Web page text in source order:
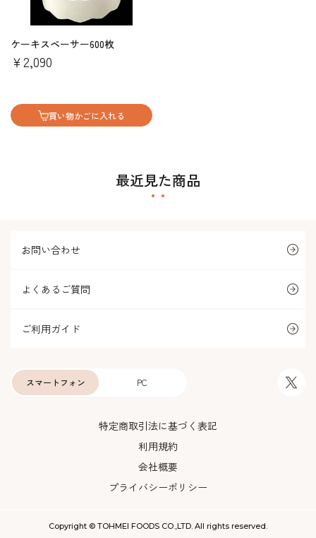
ケーキスペーサー600枚
￥2,090
買い物かごに入れる
最近見た商品
お問い合わせ
よくあるご質問
ご利用ガイド
PC
スマートフォン
特定商取引法に基づく表記
利用規約
会社概要
プライバシーポリシー
Copyright © TOHMEI FOODS CO.,LTD. All rights reserved.